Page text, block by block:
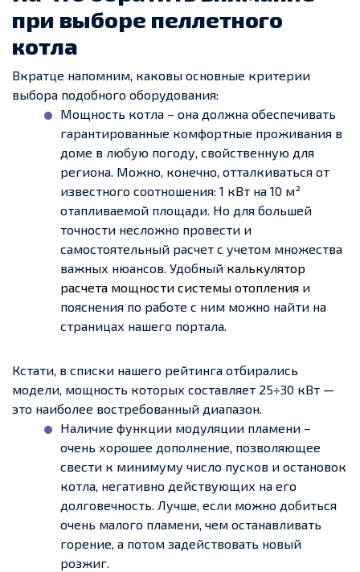
при выборе пеллетного
котла
Вкратце напомним, каковы основные критерии
выбора подобного оборудования:
Мощность котла – она должна обеспечивать
гарантированные комфортные проживания в
доме в любую погоду, свойственную для
региона. Можно, конечно, отталкиваться от
известного соотношения: 1 кВт на 10 м²
отапливаемой площади. Но для большей
точности несложно провести и
самостоятельный расчет с учетом множества
важных нюансов. Удобный калькулятор
расчета мощности системы отопления и
пояснения по работе с ним можно найти на
страницах нашего портала.
Кстати, в списки нашего рейтинга отбирались
модели, мощность которых составляет 25÷30 кВт —
это наиболее востребованный диапазон.
Наличие функции модуляции пламени –
очень хорошее дополнение, позволяющее
свести к минимуму число пусков и остановок
котла, негативно действующих на его
долговечность. Лучше, если можно добиться
очень малого пламени, чем останавливать
горение, а потом задействовать новый
розжиг.